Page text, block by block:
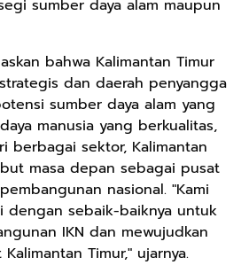
sumber daya alam maupun
bahwa Kalimantan Timur
dan daerah penyangga
sumber daya alam yang
manusia yang berkualitas,
berbagai sektor, Kalimantan
masa depan sebagai pusat
nasional. "Kami
dengan sebaik-baiknya untuk
IKN dan mewujudkan
Timur," ujarnya.